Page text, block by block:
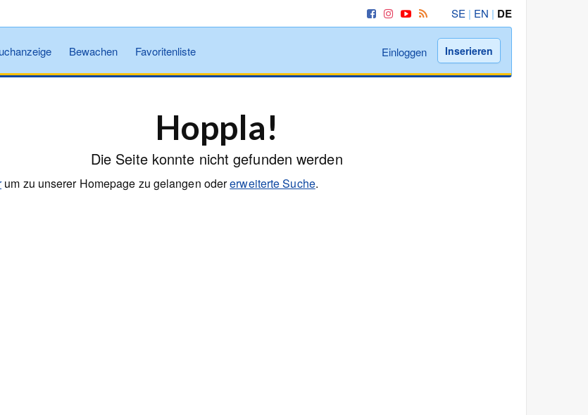
SE | EN | DE
Bewachen Favoritenliste Einloggen Inserieren
Hoppla!
Die Seite konnte nicht gefunden werden
um zu unserer Homepage zu gelangen odererweiterte Suche.